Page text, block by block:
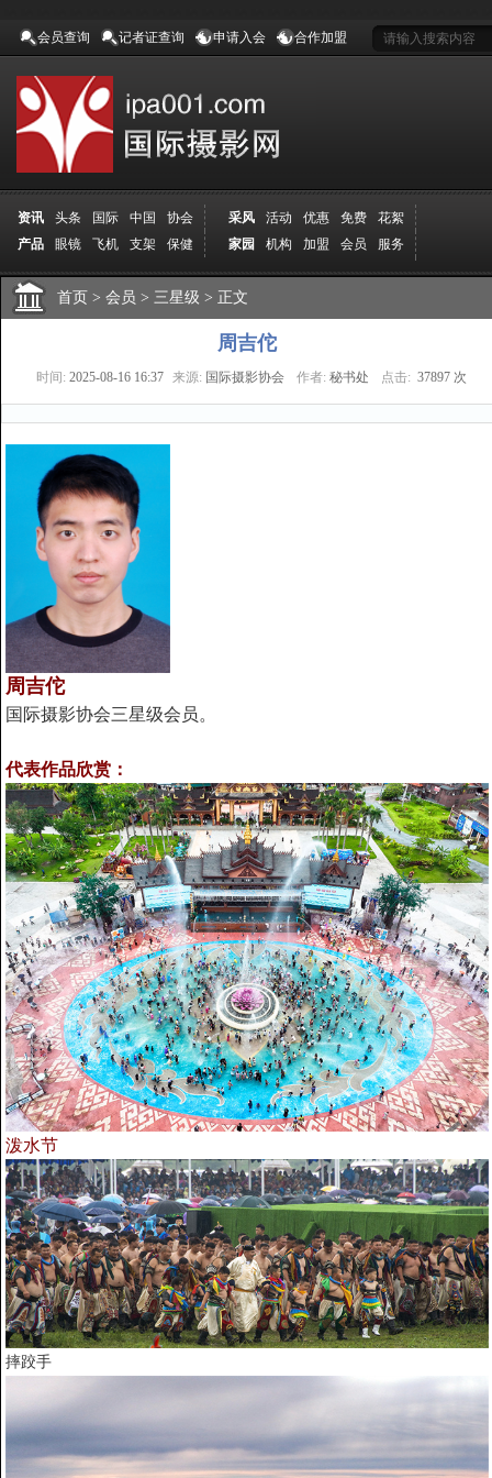
会员查询 记者证查询 申请入会 合作加盟
资讯 头条 国际 中国 协会 采风 活动 优惠 免费
花絮
产品
眼镜 飞机 支架 保健 家园 机构 加盟 会员
服务
地方
吉林 广西 山东 加拿大 空间 认证 寻友 发图
分享
学院
分院 导师 课程 报名 商城
媒体
记者 报纸 杂志 视频 展赛 赛事 展馆 直通车 更多
首页 > 会员 > 三星级 > 正文
周吉佗
时间: 2025-08-16 16:37 来源: 国际摄影协会 作者: 秘书处 点击: 37897 次
周吉佗
国际摄影协会三星级会员。
代表作品欣赏：
泼水节
摔跤手